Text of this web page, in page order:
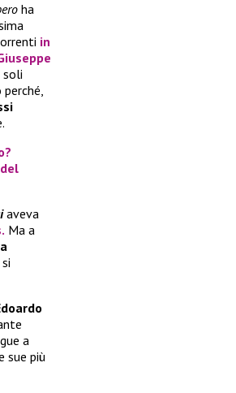
ha
in
soli
perché,
aveva
Ma a
si
a
sue più